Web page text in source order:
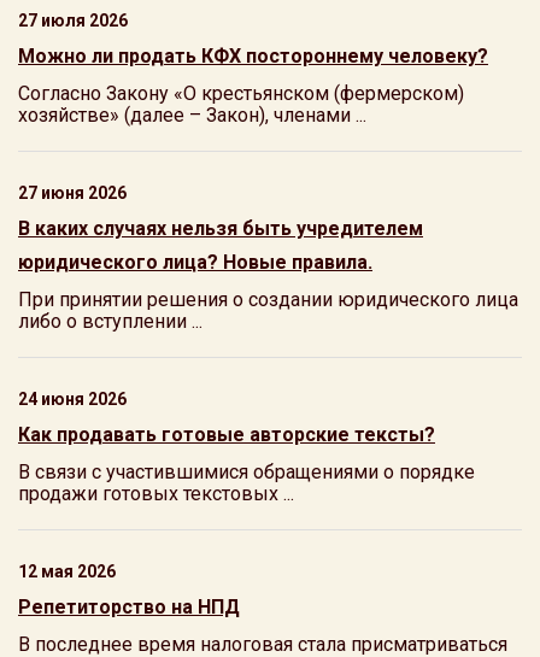
27 июля 2026
Можно ли продать КФХ постороннему человеку?
Согласно Закону «О крестьянском (фермерском)
хозяйстве» (далее – Закон), членами ...
27 июня 2026
В каких случаях нельзя быть учредителем
юридического лица? Новые правила.
При принятии решения о создании юридического лица
либо о вступлении ...
24 июня 2026
Как продавать готовые авторские тексты?
В связи с участившимися обращениями о порядке
продажи готовых текстовых ...
12 мая 2026
Репетиторство на НПД
В последнее время налоговая стала присматриваться